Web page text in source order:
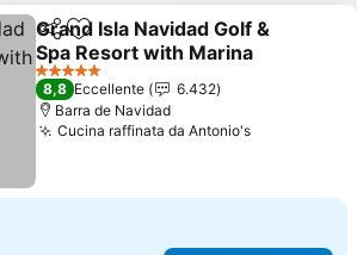
CondividiAggiungi ai preferiti
Grand Isla Navidad Golf &
Spa Resort with Marina
5 Stelle
8,8 Eccellente
6.432
Barra de Navidad
Cucina raffinata da Antonio's